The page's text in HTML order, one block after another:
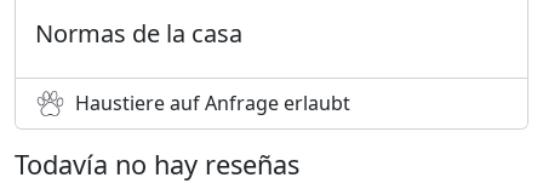
Normas de la casa
Haustiere auf Anfrage erlaubt
Todavía no hay reseñas